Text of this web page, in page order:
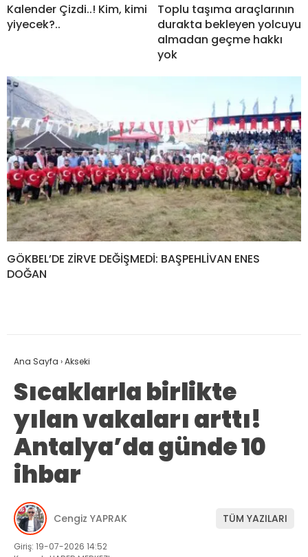
Kalender Çizdi..! Kim, kimi
yiyecek?..
Toplu taşıma araçlarının
durakta bekleyen yolcuyu
almadan geçme hakkı
yok
GÖKBEL’DE ZİRVE DEĞİŞMEDİ: BAŞPEHLİVAN ENES
DOĞAN
Ana Sayfa ›Akseki
Sıcaklarla birlikte
yılan vakaları arttı!
Antalya’da günde 10
ihbar
Cengiz YAPRAK TÜM YAZILARI
Giriş: 19-07-2026 14:52